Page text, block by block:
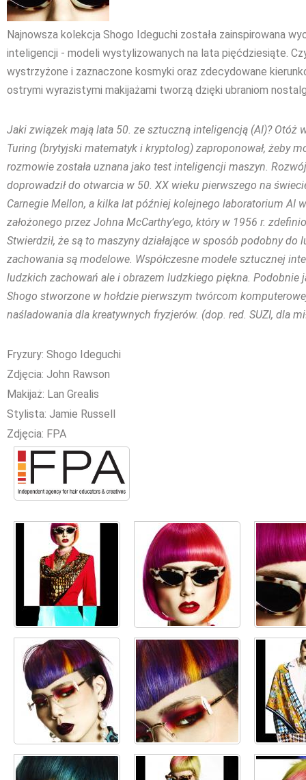
Najnowsza kolekcja Shogo Ideguchi została zainspirowana
inteligencji - modeli wystylizowanych na lata pięćdziesiąte.
wystrzyżone i zaznaczone kosmyki oraz zdecydowane
ostrymi wyrazistymi makijażami tworzą dzięki ubraniom
Jaki związek mają lata 50. ze sztuczną inteligencją (AI)? Otóż
Turing (brytyjski matematyk i kryptolog) zaproponował, żeby
rozmowie została uznana jako test inteligencji maszyn.
doprowadził do otwarcia w 50. XX wieku pierwszego na
Carnegie Mellon, a kilka lat później kolejnego laboratorium AI
założonego przez Johna McCarthy’ego, który w 1956 r.
Stwierdził, że są to maszyny działające w sposób podobny
zachowania są modelowe. Współczesne modele sztucznej
ludzkich zachowań ale i obrazem ludzkiego piękna. Podobnie
Shogo stworzone w hołdzie pierwszym twórcom
naśladowania dla kreatywnych fryzjerów. (dop. red. SUZI, dla
Fryzury: Shogo Ideguchi
Zdjęcia: John Rawson
Makijaż: Lan Grealis
Stylista: Jamie Russell
Zdjęcia: FPA